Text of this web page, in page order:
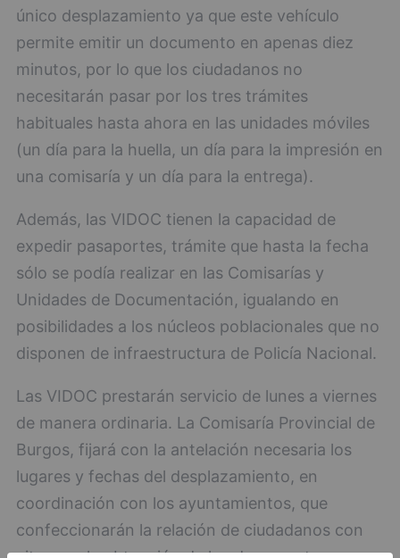
único desplazamiento ya que este vehículo
permite emitir un documento en apenas diez
minutos, por lo que los ciudadanos no
necesitarán pasar por los tres trámites
habituales hasta ahora en las unidades móviles
(un día para la huella, un día para la impresión en
una comisaría y un día para la entrega).
Además, las VIDOC tienen la capacidad de
expedir pasaportes, trámite que hasta la fecha
sólo se podía realizar en las Comisarías y
Unidades de Documentación, igualando en
posibilidades a los núcleos poblacionales que no
disponen de infraestructura de Policía Nacional.
Las VIDOC prestarán servicio de lunes a viernes
de manera ordinaria. La Comisaría Provincial de
Burgos, fijará con la antelación necesaria los
lugares y fechas del desplazamiento, en
coordinación con los ayuntamientos, que
confeccionarán la relación de ciudadanos con